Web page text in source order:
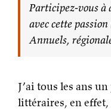
Participez-vous à
avec cette
Annuels,
J’ai tous les ans
littéraires, en effet,